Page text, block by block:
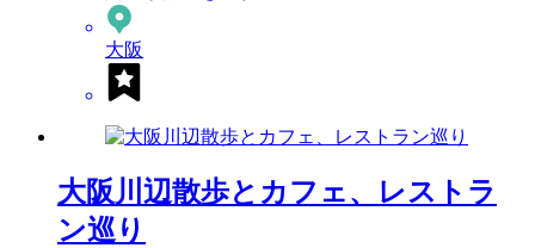
大阪
大阪川辺散歩とカフェ、レストラ
ン巡り